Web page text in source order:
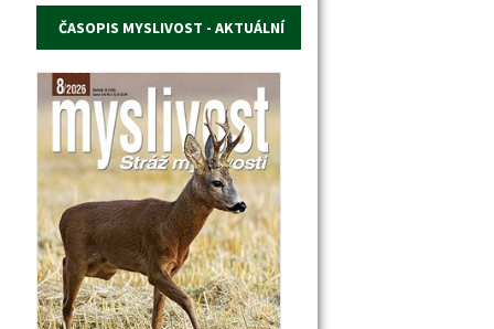
ČASOPIS MYSLIVOST - AKTUÁLNÍ
ČÍSLO